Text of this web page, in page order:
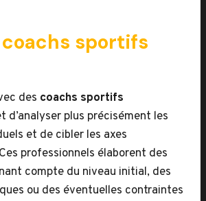
coachs sportifs
des coachs sportifs
d’analyser plus précisément les
et de cibler les axes
professionnels élaborent des
compte du niveau initial, des
ou des éventuelles contraintes